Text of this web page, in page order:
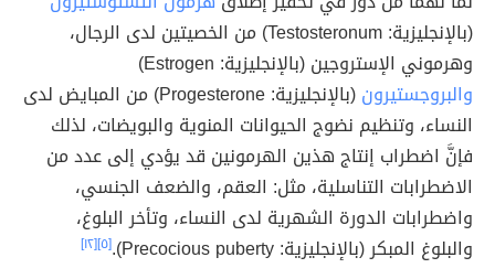
(بالإنجليزية: Testosteronum) من الخصيتين لدى الرجال،
وهرموني الإستروجين (بالإنجليزية: Estrogen)
والبروجستيرون
(بالإنجليزية: Progesterone) من المبايض لدى
النساء، وتنظيم نضوج الحيوانات المنوية والبويضات، لذلك
فإنَّ اضطراب إنتاج هذين الهرمونين قد يؤدي إلى عدد من
الاضطرابات التناسلية، مثل: العقم، والضعف الجنسي،
واضطرابات الدورة الشهرية لدى النساء، وتأخر البلوغ،
والبلوغ المبكر (بالإنجليزية: Precocious puberty).
[٥] [١٢]